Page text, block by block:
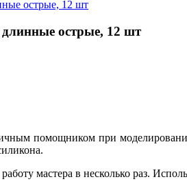
острые, 12 шт
помощником при
мастера в несколько раз.